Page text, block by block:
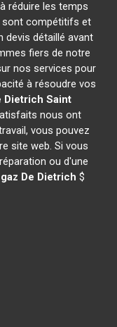
réduire les temps
sont compétitifs et
devis détaillé avant
fiers de notre
nos services pour
à résoudre vos
Dietrich Saint
nous ont
vous pouvez
site web. Si vous
ou d'une
De Dietrich $